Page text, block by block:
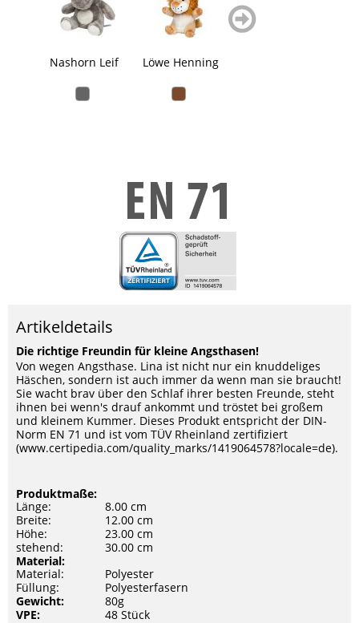
Nashorn Leif Löwe Henning
weiter
blättern
Artikeldetails
Die richtige Freundin für kleine Angsthasen!
Von wegen Angsthase. Lina ist nicht nur ein knuddeliges
Häschen, sondern ist auch immer da wenn man sie braucht!
Sie wacht brav über den Schlaf ihrer besten Freunde, steht
ihnen bei wenn's drauf ankommt und tröstet bei großem
und kleinem Kummer. Dieses Produkt entspricht der DIN-
Norm EN 71 und ist vom TÜV Rheinland zertifiziert
(www.certipedia.com/quality_marks/1419064578?locale=de).
Produktmaße:
Länge:
8.00 cm
Breite:
12.00 cm
Höhe:
23.00 cm
stehend:
30.00 cm
Material:
Material:
Polyester
Füllung:
Polyesterfasern
Gewicht:
80g
VPE:
48 Stück